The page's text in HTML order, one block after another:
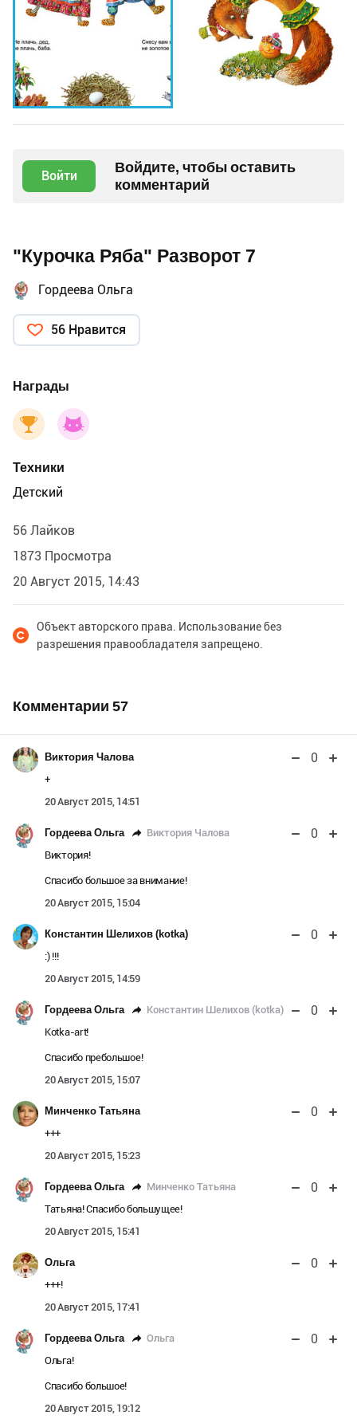
Войти
Войдите, чтобы оставить
комментарий
"Курочка Ряба" Разворот 7
Гордеева Ольга
56 Нравится
Награды
Техники
Детский
56 Лайков
1873 Просмотра
20 Август 2015, 14:43
Объект авторского права. Использование без
разрешения правообладателя запрещено.
Комментарии 57
Виктория Чалова 0
+
20 Август 2015, 14:51
Гордеева Ольга Виктория Чалова 0
Виктория!
Спасибо большое за внимание!
20 Август 2015, 15:04
Константин Шелихов (kotka) 0
:) !!!
20 Август 2015, 14:59
Гордеева Ольга Константин Шелихов (kotka) 0
Kotka-art!
Спасибо пребольшое!
20 Август 2015, 15:07
Минченко Татьяна 0
+++
20 Август 2015, 15:23
Гордеева Ольга Минченко Татьяна 0
Татьяна! Спасибо большущее!
20 Август 2015, 15:41
Ольга 0
+++!
20 Август 2015, 17:41
Гордеева Ольга Ольга 0
Ольга!
Спасибо большое!
20 Август 2015, 19:12